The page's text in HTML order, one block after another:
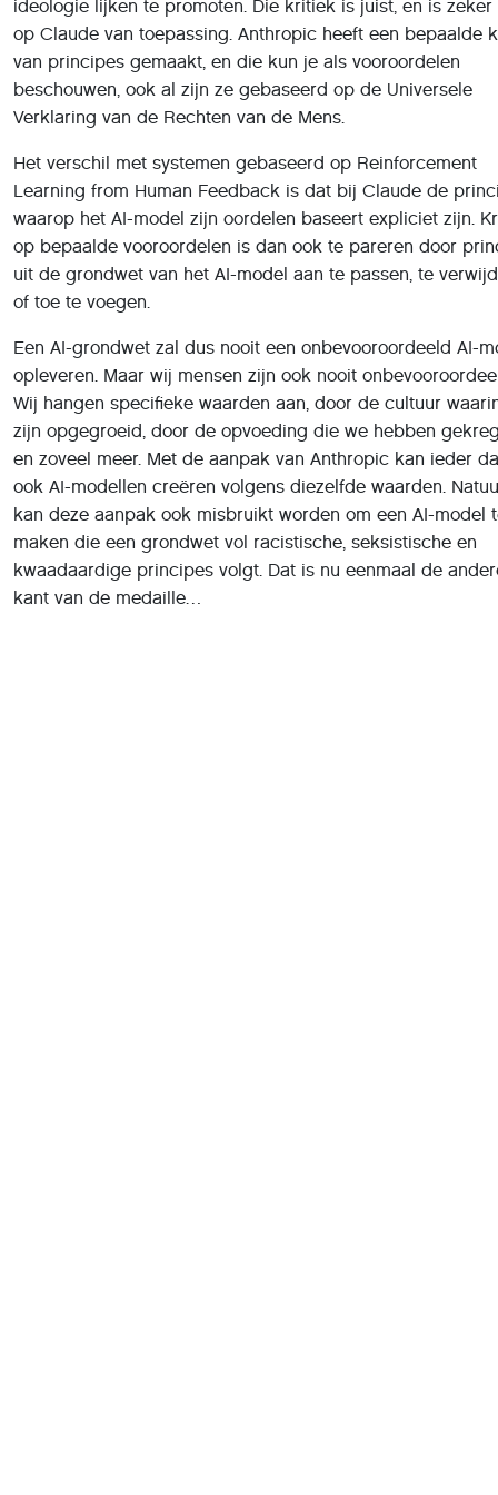
beschouwen, ook al zijn ze gebaseerd op de Universele
Verklaring van de Rechten van de Mens.
Het verschil met systemen gebaseerd op Reinforcement
Learning from Human Feedback is dat bij Claude de
op bepaalde vooroordelen is dan ook te pareren door
uit de grondwet van het AI-model aan te passen, te
of toe te voegen.
Een AI-grondwet zal dus nooit een onbevooroordeeld AI-
opleveren. Maar wij mensen zijn ook nooit
zijn opgegroeid, door de opvoeding die we hebben
en zoveel meer. Met de aanpak van Anthropic kan ieder
ook AI-modellen creëren volgens diezelfde waarden.
kan deze aanpak ook misbruikt worden om een AI-model
maken die een grondwet vol racistische, seksistische en
kwaadaardige principes volgt. Dat is nu eenmaal de
kant van de medaille…